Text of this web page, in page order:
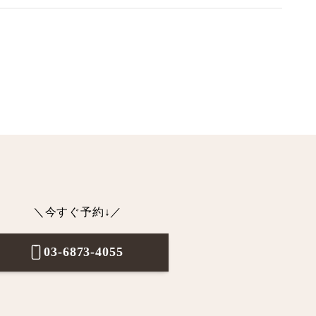
＼今すぐ予約↓／
03-6873-4055